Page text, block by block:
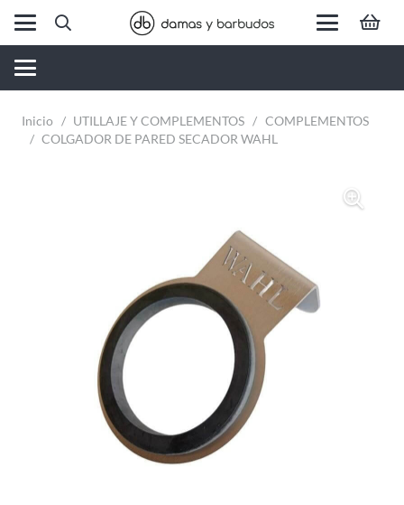
Inicio / UTILLAJE Y COMPLEMENTOS / COMPLEMENTOS
/ COLGADOR DE PARED SECADOR WAHL